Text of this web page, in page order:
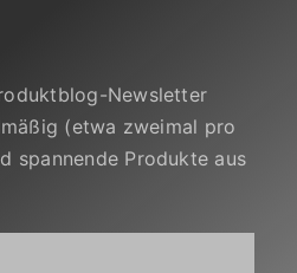
Newsletter
(etwa zweimal pro
spannende Produkte aus